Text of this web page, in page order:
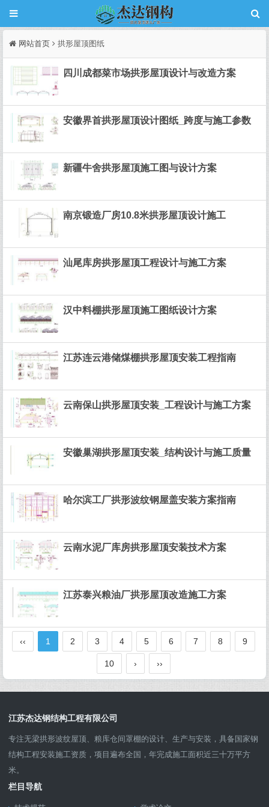
网站首页 拱形屋顶图纸
四川成都菜市场拱形屋顶设计与改造方案
安徽界首拱形屋顶设计图纸_跨度与施工参数
新疆牛舍拱形屋顶施工图与设计方案
南京锻造厂房10.8米拱形屋顶设计施工
汕尾库房拱形屋顶工程设计与施工方案
汉中料棚拱形屋顶施工图纸设计方案
江苏连云港储煤棚拱形屋顶安装工程指南
云南保山拱形屋顶安装_工程设计与施工方案
安徽巢湖拱形屋顶安装_结构设计与施工质量
哈尔滨工厂拱形波纹钢屋盖安装方案指南
云南水泥厂库房拱形屋顶安装技术方案
江苏泰兴粮油厂拱形屋顶改造施工方案
‹‹ 1 2 3 4 5 6 7 8 9
10 › ››
江苏杰达钢结构工程有限公司
专注无梁拱形波纹屋顶、粮库仓间罩棚的设计、生产与安装，具备国家钢
结构工程安装施工资质，项目遍布全国，年完成施工面积近三十万平方
米。
栏目导航